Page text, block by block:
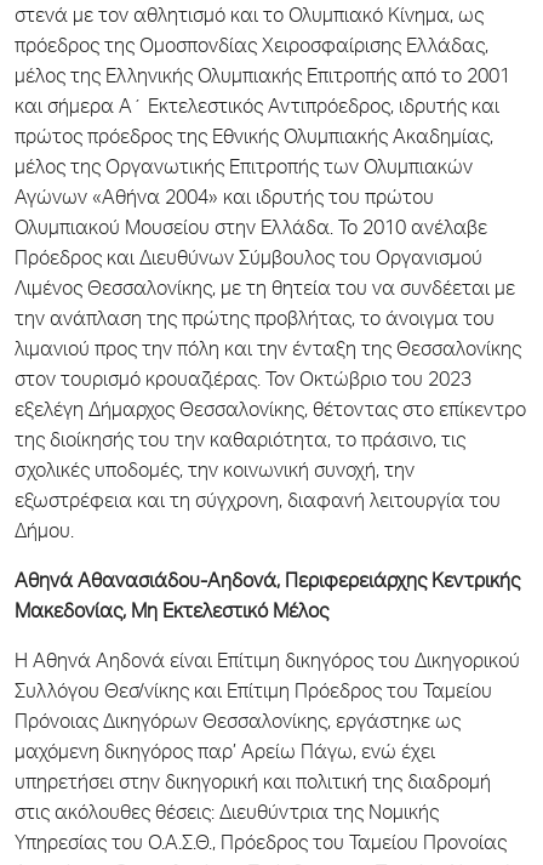
στενά με τον αθλητισμό και το Ολυμπιακό Κίνημα, ως
πρόεδρος της Ομοσπονδίας Χειροσφαίρισης Ελλάδας,
μέλος της Ελληνικής Ολυμπιακής Επιτροπής από το 2001
και σήμερα Α΄ Εκτελεστικός Αντιπρόεδρος, ιδρυτής και
πρώτος πρόεδρος της Εθνικής Ολυμπιακής Ακαδημίας,
μέλος της Οργανωτικής Επιτροπής των Ολυμπιακών
Αγώνων «Αθήνα 2004» και ιδρυτής του πρώτου
Ολυμπιακού Μουσείου στην Ελλάδα. Το 2010 ανέλαβε
Πρόεδρος και Διευθύνων Σύμβουλος του Οργανισμού
Λιμένος Θεσσαλονίκης, με τη θητεία του να συνδέεται με
την ανάπλαση της πρώτης προβλήτας, το άνοιγμα του
λιμανιού προς την πόλη και την ένταξη της Θεσσαλονίκης
στον τουρισμό κρουαζιέρας. Τον Οκτώβριο του 2023
εξελέγη Δήμαρχος Θεσσαλονίκης, θέτοντας στο επίκεντρο
της διοίκησής του την καθαριότητα, το πράσινο, τις
σχολικές υποδομές, την κοινωνική συνοχή, την
εξωστρέφεια και τη σύγχρονη, διαφανή λειτουργία του
Δήμου.
Αθηνά Αθανασιάδου-Αηδονά, Περιφερειάρχης Κεντρικής
Μακεδονίας, Μη Εκτελεστικό Μέλος
Η Αθηνά Αηδονά είναι Επίτιμη δικηγόρος του Δικηγορικού
Συλλόγου Θεσ/νίκης και Επίτιμη Πρόεδρος του Ταμείου
Πρόνοιας Δικηγόρων Θεσσαλονίκης, εργάστηκε ως
μαχόμενη δικηγόρος παρ’ Αρείω Πάγω, ενώ έχει
υπηρετήσει στην δικηγορική και πολιτική της διαδρομή
στις ακόλουθες θέσεις: Διευθύντρια της Νομικής
Υπηρεσίας του Ο.Α.Σ.Θ., Πρόεδρος του Ταμείου Προνοίας